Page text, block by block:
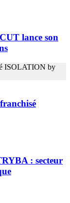
lance son
: secteur